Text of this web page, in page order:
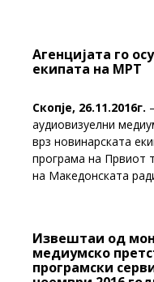
Агенцијата го
екипата на МРТ
Скопје, 26.11.2016г.
аудиовизуелни
врз новинарската
програма на Првиот
на Македонската
Извештаи од
медиумско
програмски